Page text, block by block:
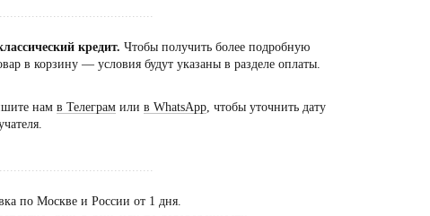
кредит. Чтобы получить более подробную
в корзину — условия будут указаны в разделе оплаты.
нам в Телеграм или в WhatsApp, чтобы уточнить дату
по Москве и России от 1 дня.